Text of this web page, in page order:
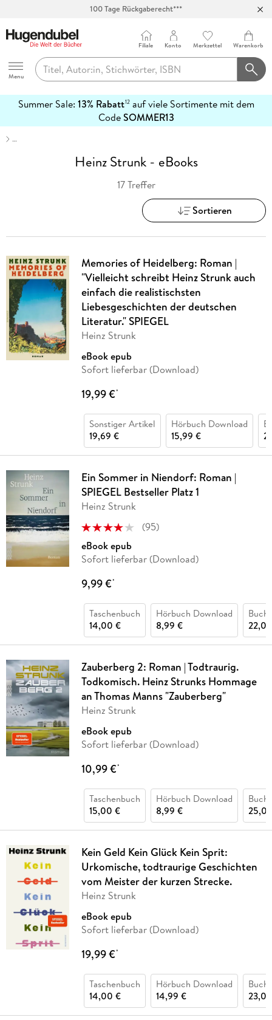
100 Tage Rückgaberecht***
Hugendubel
Menu
Filiale Konto Merkzettel Warenkorb
Summer Sale: 13% Rabatt12auf viele Sortimente mit dem
CodeSOMMER13
erfahren
…
Heinz Strunk - eBooks
17 Treffer
Sortieren
Memories of Heidelberg: Roman |
"Vielleicht schreibt Heinz Strunk auch
einfach die realistischsten
Liebesgeschichten der deutschen
Literatur." SPIEGEL
Heinz Strunk
eBook epub
Sofort lieferbar (Download)
19,99 €*
Sonstiger Artikel
19,69 €
Hörbuch Download
15,99 €
Ein Sommer in Niendorf: Roman |
SPIEGEL Bestseller Platz 1
Heinz Strunk
(95)
eBook epub
Sofort lieferbar (Download)
9,99 €*
Taschenbuch
14,00 €
Hörbuch Download
8,99 €
Buch
Zauberberg 2: Roman | Todtraurig.
Todkomisch. Heinz Strunks Hommage
an Thomas Manns "Zauberberg"
Heinz Strunk
eBook epub
Sofort lieferbar (Download)
10,99 €*
Taschenbuch
15,00 €
Hörbuch Download
8,99 €
Buch
Kein Geld Kein Glück Kein Sprit:
Urkomische, todtraurige Geschichten
vom Meister der kurzen Strecke.
Heinz Strunk
eBook epub
Sofort lieferbar (Download)
19,99 €*
Taschenbuch
14,00 €
Hörbuch Download
14,99 €
Buch